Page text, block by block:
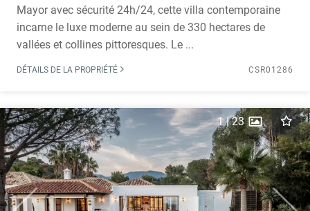
Mayor avec sécurité 24h/24, cette villa contemporaine
incarne le luxe moderne au sein de 330 hectares de
vallées et collines pittoresques. Le ...
DÉTAILS DE LA PROPRIÉTÉ CSR01286
1|23